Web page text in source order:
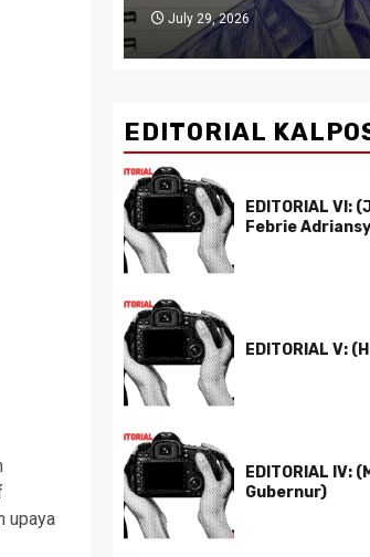
upaya
July 29, 2026
EDITORIAL
EDITORIAL VI:
Febrie
EDITORIAL V:
EDITORIAL IV:
Gubernur)